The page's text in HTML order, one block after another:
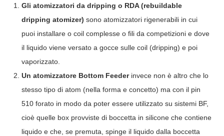
Gli atomizzatori da dripping o RDA (rebuildable
dripping atomizer) sono atomizzatori rigenerabili in cui
puoi installare o coil complesse o fili da competizioni e dove
il liquido viene versato a gocce sulle coil (dripping) e poi
vaporizzato.
Un atomizzatore Bottom Feederinvece non è altro che lo
stesso tipo di atom (nella forma e concetto) ma con il pin
510 forato in modo da poter essere utilizzato su sistemi BF,
cioè quelle box provviste di boccetta in silicone che contiene
liquido e che, se premuta, spinge il liquido dalla boccetta